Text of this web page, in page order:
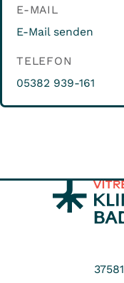
E-MAIL
E-Mail senden
TELEFON
05382 939-161
37581